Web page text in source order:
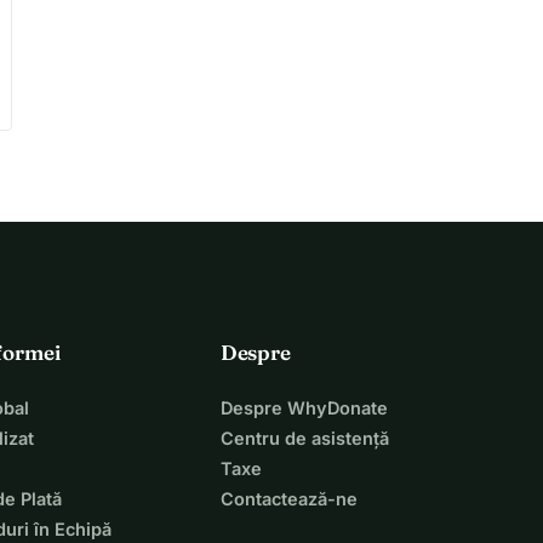
Plată
în Echipă
Despre
Despre WhyDonate
Centru de asistență
Taxe
Contactează-ne